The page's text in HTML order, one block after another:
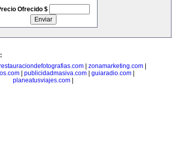
Ofrecido $
| zonamarketing.com|
publicidadmasiva.com guiaradio.com
planeatusviajes.com